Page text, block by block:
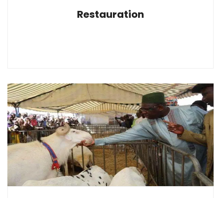
Restauration